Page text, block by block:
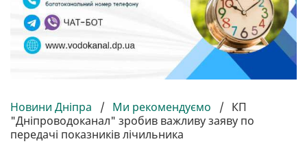
Новини Дніпра / Ми рекомендуємо / КП
"Дніпроводоканал" зробив важливу заяву по
передачі показників лічильника